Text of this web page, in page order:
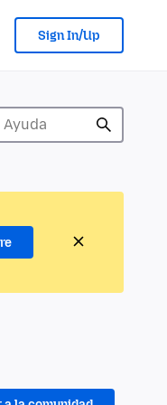
Sign In/Up